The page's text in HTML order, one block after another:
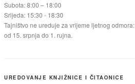
Subota: 8:00 – 18:00
Srijeda: 15:30 - 18:30
Tajništvo ne ureduje za vrijeme ljetnog odmora:
od 15. srpnja do 1. rujna.
UREDOVANJE KNJIŽNICE I ČITAONICE